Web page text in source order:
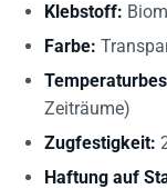
Klebstoff:
Farbe:
Zeiträume)
Zugfestigkeit:
Haftung auf